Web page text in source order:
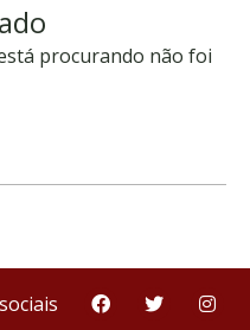
procurando não foi